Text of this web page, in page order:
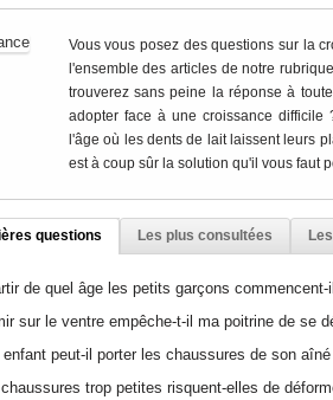
Vous vous posez des questions sur la
l'ensemble des articles de notre
trouverez sans peine la réponse à
adopter face à une croissance difficile
l'âge où les dents de lait laissent leurs
est à coup sûr la solution qu'il vous faut
questions Les plus consultées
de quel âge les petits garçons
sur le ventre empêche-t-il ma poitrine de se
enfant peut-il porter les chaussures de son
chaussures trop petites risquent-elles de